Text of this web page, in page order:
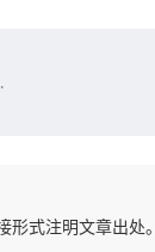
式注明文章出处。